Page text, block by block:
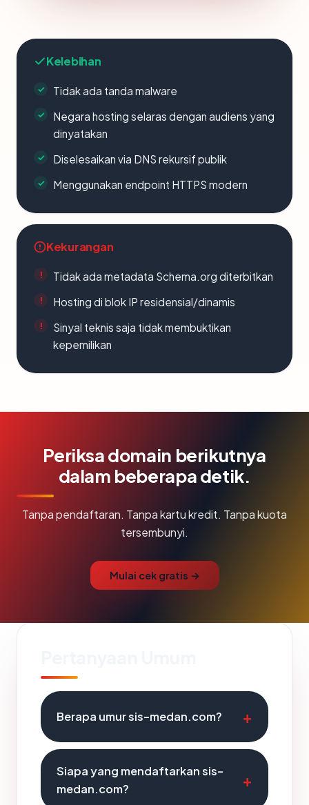
Kelebihan
Tidak ada tanda malware
Negara hosting selaras dengan audiens yang
dinyatakan
Diselesaikan via DNS rekursif publik
Menggunakan endpoint HTTPS modern
Kekurangan
Tidak ada metadata Schema.org diterbitkan
Hosting di blok IP residensial/dinamis
Sinyal teknis saja tidak membuktikan
kepemilikan
Periksa domain berikutnya
dalam beberapa detik.
Tanpa pendaftaran. Tanpa kartu kredit. Tanpa kuota
tersembunyi.
Mulai cek gratis →
Berapa umur sis-medan.com?
Siapa yang mendaftarkan sis-
medan.com?